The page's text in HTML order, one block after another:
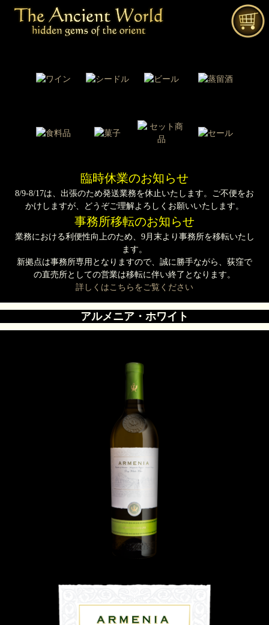
臨時休業のお知らせ
8/9-8/17は、出張のため発送業務を休止いたします。ご不便をお
かけしますが、どうぞご理解よろしくお願いいたします。
事務所移転のお知らせ
業務における利便性向上のため、9月末より事務所を移転いたし
ます。
新拠点は事務所専用となりますので、誠に勝手ながら、荻窪で
の直売所としての営業は移転に伴い終了となります。
詳しくはこちらをご覧ください
アルメニア・ホワイト